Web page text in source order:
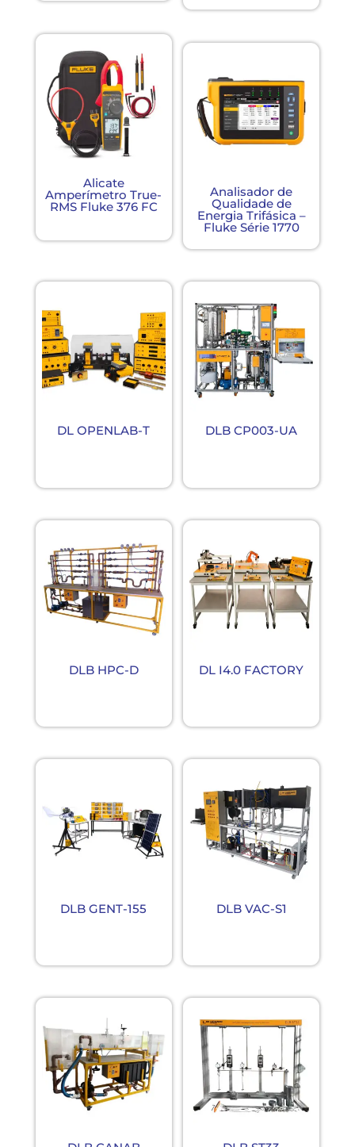
Alicate
Amperímetro True-
RMS Fluke 376 FC
Analisador de
Qualidade de
Energia Trifásica –
Fluke Série 1770
DL OPENLAB-T DLB CP003-UA
DLB HPC-D DL I4.0 FACTORY
DLB GENT-155 DLB VAC-S1